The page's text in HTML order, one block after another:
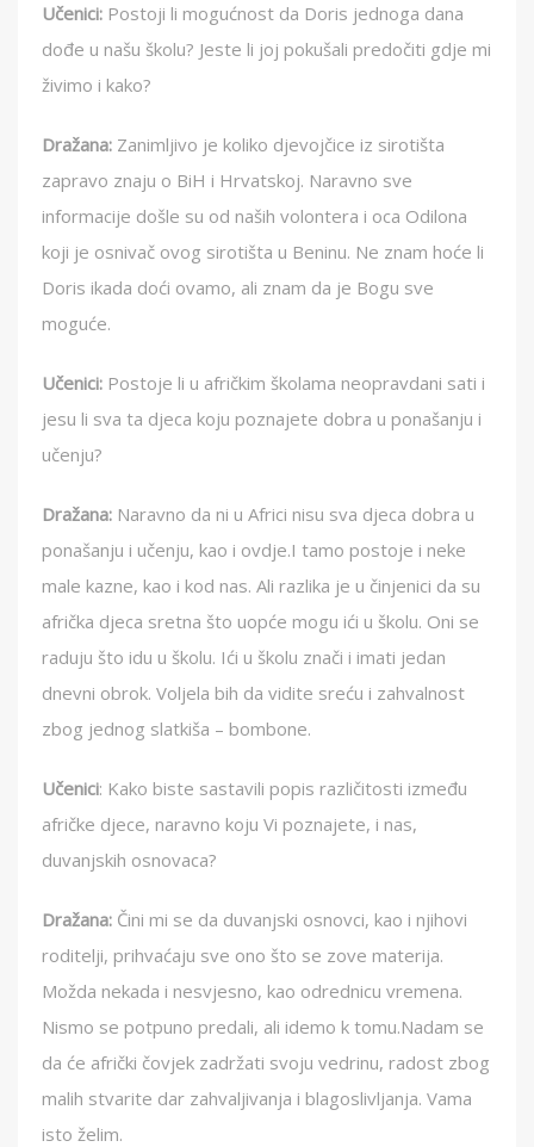
Učenici: Postoji li mogućnost da Doris jednoga dana
dođe u našu školu? Jeste li joj pokušali predočiti gdje mi
živimo i kako?
Dražana: Zanimljivo je koliko djevojčice iz sirotišta
zapravo znaju o BiH i Hrvatskoj. Naravno sve
informacije došle su od naših volontera i oca Odilona
koji je osnivač ovog sirotišta u Beninu. Ne znam hoće li
Doris ikada doći ovamo, ali znam da je Bogu sve
moguće.
Učenici: Postoje li u afričkim školama neopravdani sati i
jesu li sva ta djeca koju poznajete dobra u ponašanju i
učenju?
Dražana: Naravno da ni u Africi nisu sva djeca dobra u
ponašanju i učenju, kao i ovdje.I tamo postoje i neke
male kazne, kao i kod nas. Ali razlika je u činjenici da su
afrička djeca sretna što uopće mogu ići u školu. Oni se
raduju što idu u školu. Ići u školu znači i imati jedan
dnevni obrok. Voljela bih da vidite sreću i zahvalnost
zbog jednog slatkiša – bombone.
Učenici: Kako biste sastavili popis različitosti između
afričke djece, naravno koju Vi poznajete, i nas,
duvanjskih osnovaca?
Dražana: Čini mi se da duvanjski osnovci, kao i njihovi
roditelji, prihvaćaju sve ono što se zove materija.
Možda nekada i nesvjesno, kao odrednicu vremena.
Nismo se potpuno predali, ali idemo k tomu.Nadam se
da će afrički čovjek zadržati svoju vedrinu, radost zbog
malih stvarite dar zahvaljivanja i blagoslivljanja. Vama
isto želim.